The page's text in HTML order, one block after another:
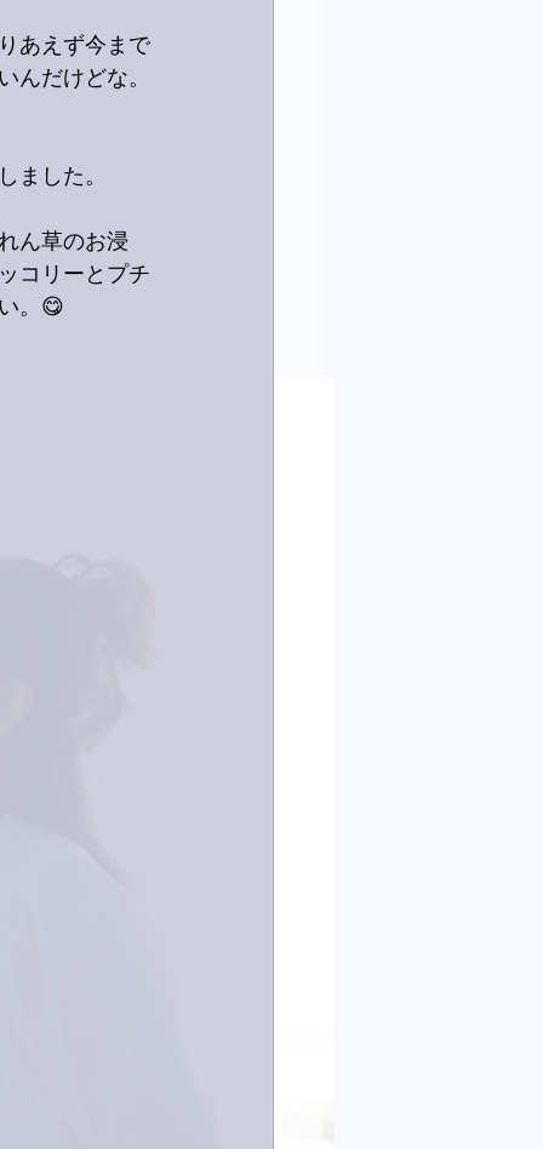
あえず今まで
んだけどな。
ました。
ん草のお浸
コリーとプチ
。😋